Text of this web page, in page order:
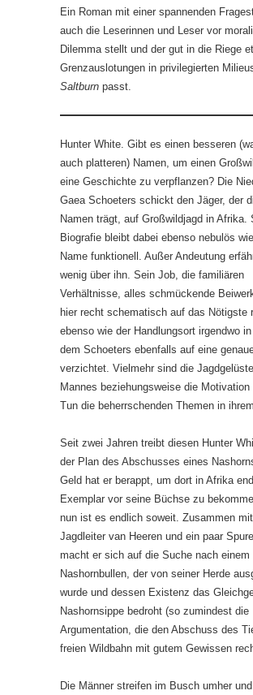
Ein Roman mit einer spannenden
auch die Leserinnen und Leser vor
Dilemma stellt und der gut in die Riege
Grenzauslotungen in privilegierten
Saltburn passt.
Hunter White. Gibt es einen besseren
auch platteren) Namen, um einen
eine Geschichte zu verpflanzen? Die
Gaea Schoeters schickt den Jäger, der
Namen trägt, auf Großwildjagd in Afrika.
Biografie bleibt dabei ebenso nebulös
Name funktionell. Außer Andeutung
wenig über ihn. Sein Job, die familiären
Verhältnisse, alles schmückende
hier recht schematisch auf das Nötigste
ebenso wie der Handlungsort irgendwo
dem Schoeters ebenfalls auf eine
verzichtet. Vielmehr sind die
Mannes beziehungsweise die Motivation
Tun die beherrschenden Themen in
Seit zwei Jahren treibt diesen Hunter
der Plan des Abschusses eines
Geld hat er berappt, um dort in Afrika
Exemplar vor seine Büchse zu
nun ist es endlich soweit. Zusammen
Jagdleiter van Heeren und ein paar
macht er sich auf die Suche nach einem
Nashornbullen, der von seiner Herde
wurde und dessen Existenz das
Nashornsippe bedroht (so zumindest die
Argumentation, die den Abschuss des
freien Wildbahn mit gutem Gewissen
Die Männer streifen im Busch umher